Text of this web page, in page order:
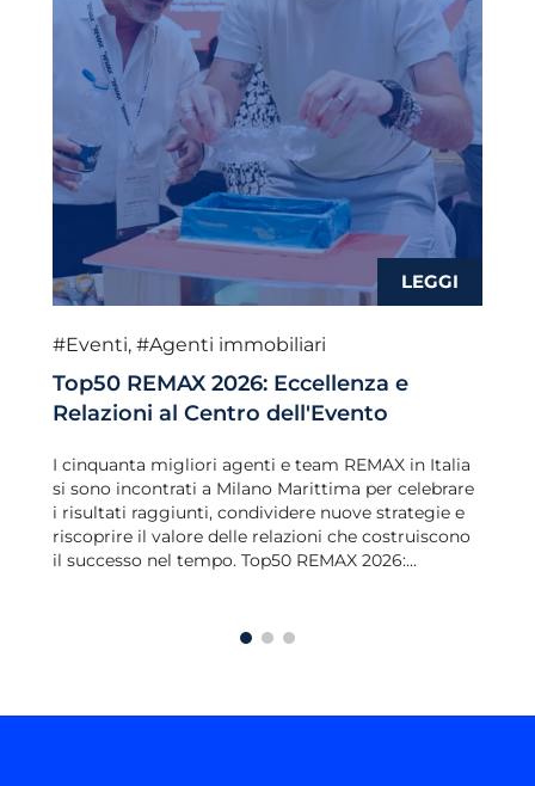
#Eventi, #Agenti immobiliari
Top50 REMAX 2026: Eccellenza e
Relazioni al Centro dell'Evento
I cinquanta migliori agenti e team REMAX in Italia
si sono incontrati a Milano Marittima per celebrare
i risultati raggiunti, condividere nuove strategie e
riscoprire il valore delle relazioni che costruiscono
il successo nel tempo. Top50 REMAX 2026:...